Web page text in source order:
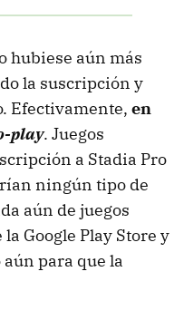
hubiese aún más
la suscripción y
Efectivamente, en
play. Juegos
a Stadia Pro
ningún tipo de
aún de juegos
Google Play Store y
para que la